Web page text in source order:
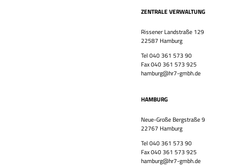
ZENTRALE VERWALTUNG
Rissener Landstraße 129
22587 Hamburg
Tel 040 361 573 90
Fax 040 361 573 925
hamburg@hr7-gmbh.de
HAMBURG
Neue-Große Bergstraße 9
22767 Hamburg
Tel 040 361 573 90
Fax 040 361 573 925
hamburg@hr7-gmbh.de